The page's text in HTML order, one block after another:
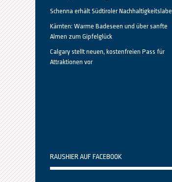
Schenna erhält Südtiroler Nachhaltigkeitslabel
Kärnten: Warme Badeseen und über sanfte
Almen zum Gipfelglück
Calgary stellt neuen, kostenfreien Pass für
Attraktionen vor
RAUSHIER AUF FACEBOOK